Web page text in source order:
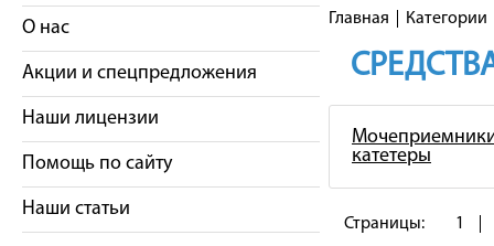
О нас
Акции и спецпредложения
Наши лицензии
Помощь по сайту
Наши статьи
Главная Категории
катетеры
Страницы: 1